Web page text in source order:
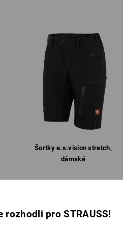
Pokyny pro péči:
Perte v pračce na 40 °C
Nesušte v sušičce
Nečistěte chemicky
!!! Sezónní zboží !!! K dodání jen do
PERFEKTNE SEDÍ PRI
Šortky e.s.​vision stretch,
dámské
rozhodli pro STRAUSS!